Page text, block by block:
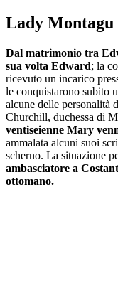
Lady Montagu
Dal matrimonio tra
sua volta Edward; la
ricevuto un incarico
le conquistarono subito
alcune delle personalità
Churchill, duchessa di
ventiseienne Mary
ammalata alcuni suoi
scherno. La situazione
ambasciatore a
ottomano.